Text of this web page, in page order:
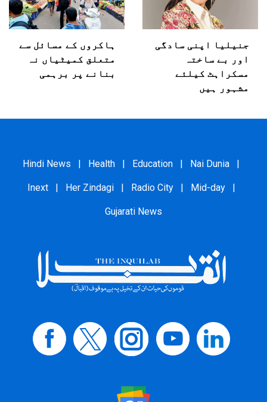
جنیلیا اپنی سادگی
اور بے ساختہ
مسکراہٹ کیلئے
مشہور ہیں
ہاکروں کے مسائل سے
متعلق کمیٹیاں نہ
بنانے پر برہمی
Hindi News | Health | Education | Nai Dunia |
Inext | Her Zindagi | Radio City | Mid-day |
Gujarati News